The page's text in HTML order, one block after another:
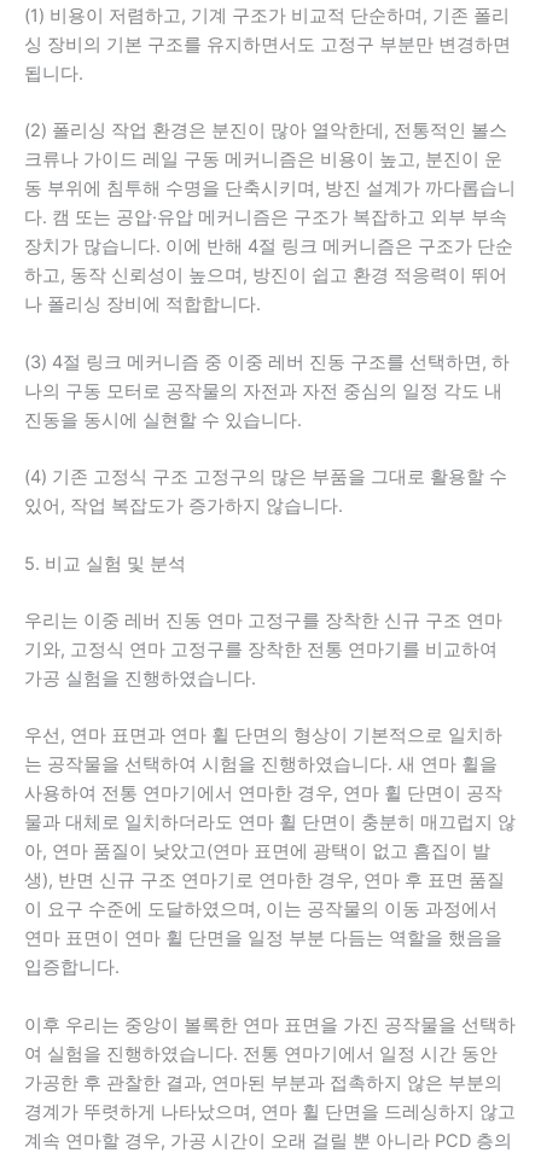
(1) 비용이 저렴하고, 기계 구조가 비교적 단순하며, 기존 폴리
싱 장비의 기본 구조를 유지하면서도 고정구 부분만 변경하면
됩니다.
(2) 폴리싱 작업 환경은 분진이 많아 열악한데, 전통적인 볼스
크류나 가이드 레일 구동 메커니즘은 비용이 높고, 분진이 운
동 부위에 침투해 수명을 단축시키며, 방진 설계가 까다롭습니
다. 캠 또는 공압·유압 메커니즘은 구조가 복잡하고 외부 부속
장치가 많습니다. 이에 반해 4절 링크 메커니즘은 구조가 단순
하고, 동작 신뢰성이 높으며, 방진이 쉽고 환경 적응력이 뛰어
나 폴리싱 장비에 적합합니다.
(3) 4절 링크 메커니즘 중 이중 레버 진동 구조를 선택하면, 하
나의 구동 모터로 공작물의 자전과 자전 중심의 일정 각도 내
진동을 동시에 실현할 수 있습니다.
(4) 기존 고정식 구조 고정구의 많은 부품을 그대로 활용할 수
있어, 작업 복잡도가 증가하지 않습니다.
5. 비교 실험 및 분석
우리는 이중 레버 진동 연마 고정구를 장착한 신규 구조 연마
기와, 고정식 연마 고정구를 장착한 전통 연마기를 비교하여
가공 실험을 진행하였습니다.
우선, 연마 표면과 연마 휠 단면의 형상이 기본적으로 일치하
는 공작물을 선택하여 시험을 진행하였습니다. 새 연마 휠을
사용하여 전통 연마기에서 연마한 경우, 연마 휠 단면이 공작
물과 대체로 일치하더라도 연마 휠 단면이 충분히 매끄럽지 않
아, 연마 품질이 낮았고(연마 표면에 광택이 없고 흠집이 발
생), 반면 신규 구조 연마기로 연마한 경우, 연마 후 표면 품질
이 요구 수준에 도달하였으며, 이는 공작물의 이동 과정에서
연마 표면이 연마 휠 단면을 일정 부분 다듬는 역할을 했음을
입증합니다.
이후 우리는 중앙이 볼록한 연마 표면을 가진 공작물을 선택하
여 실험을 진행하였습니다. 전통 연마기에서 일정 시간 동안
가공한 후 관찰한 결과, 연마된 부분과 접촉하지 않은 부분의
경계가 뚜렷하게 나타났으며, 연마 휠 단면을 드레싱하지 않고
계속 연마할 경우, 가공 시간이 오래 걸릴 뿐 아니라 PCD 층의